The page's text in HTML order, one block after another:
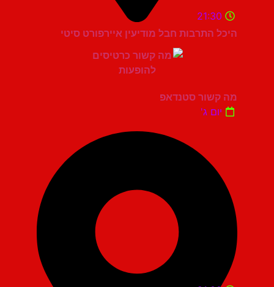
היכל התרבות חבל מודיעין איירפורט סיטי
21:30
מה קשור סטנדאפ
יום ג'